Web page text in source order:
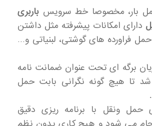
بار، مخصوصا خط سرویس باربری
دارای امکانات پیشرفته مثل داشتن
فراورده های گوشتی، لبنیاتی و…
برگه ای تحت عنوان ضمانت نامه
تا هیچ گونه نگرانی بابت حمل
حمل ونقل با برنامه ریزی دقیق